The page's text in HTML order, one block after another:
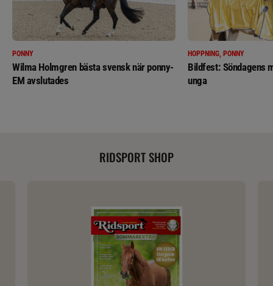
PONNY
Wilma Holmgren bästa svensk när ponny-
EM avslutades
HOPPNING, PONNY
Bildfest: Söndagens
unga
RIDSPORT SHOP